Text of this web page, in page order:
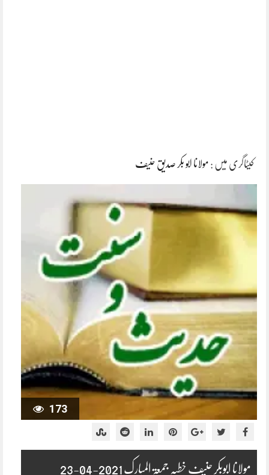
کیٹاگری میں : مولانا ابو بکر صدیق حنیف
173
مولانا ابوبکر حنیف خطبہ جمعۃ المبارک 2021-04-23